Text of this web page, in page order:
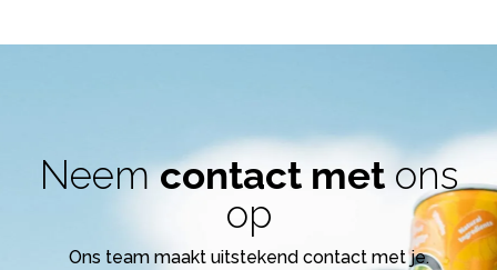
Neemcontact metons
op
Ons team maakt uitstekend contact met je.